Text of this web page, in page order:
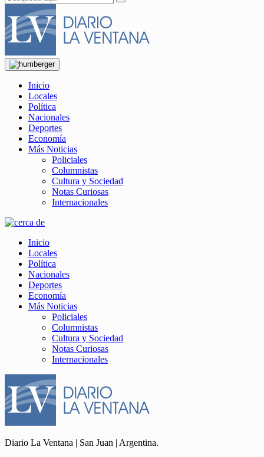
Inicio
Locales
Política
Nacionales
Deportes
Economía
Más Noticias
Policiales
Columnistas
Cultura y Sociedad
Notas Curiosas
Internacionales
Inicio
Locales
Política
Nacionales
Deportes
Economía
Más Noticias
Policiales
Columnistas
Cultura y Sociedad
Notas Curiosas
Internacionales
Diario La Ventana | San Juan | Argentina.